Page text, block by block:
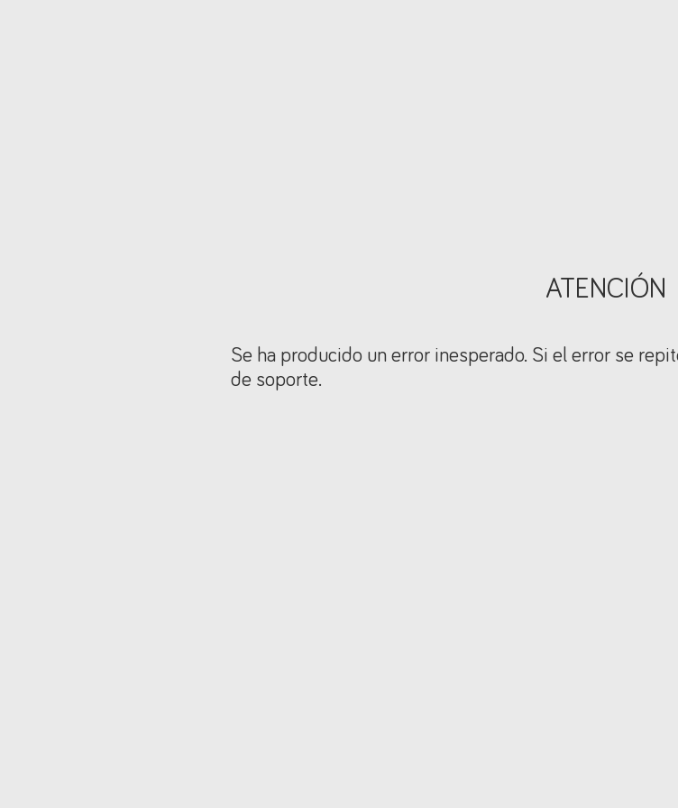
ATENCIÓN
Se ha producido un error inesperado. Si el error se
de soporte.